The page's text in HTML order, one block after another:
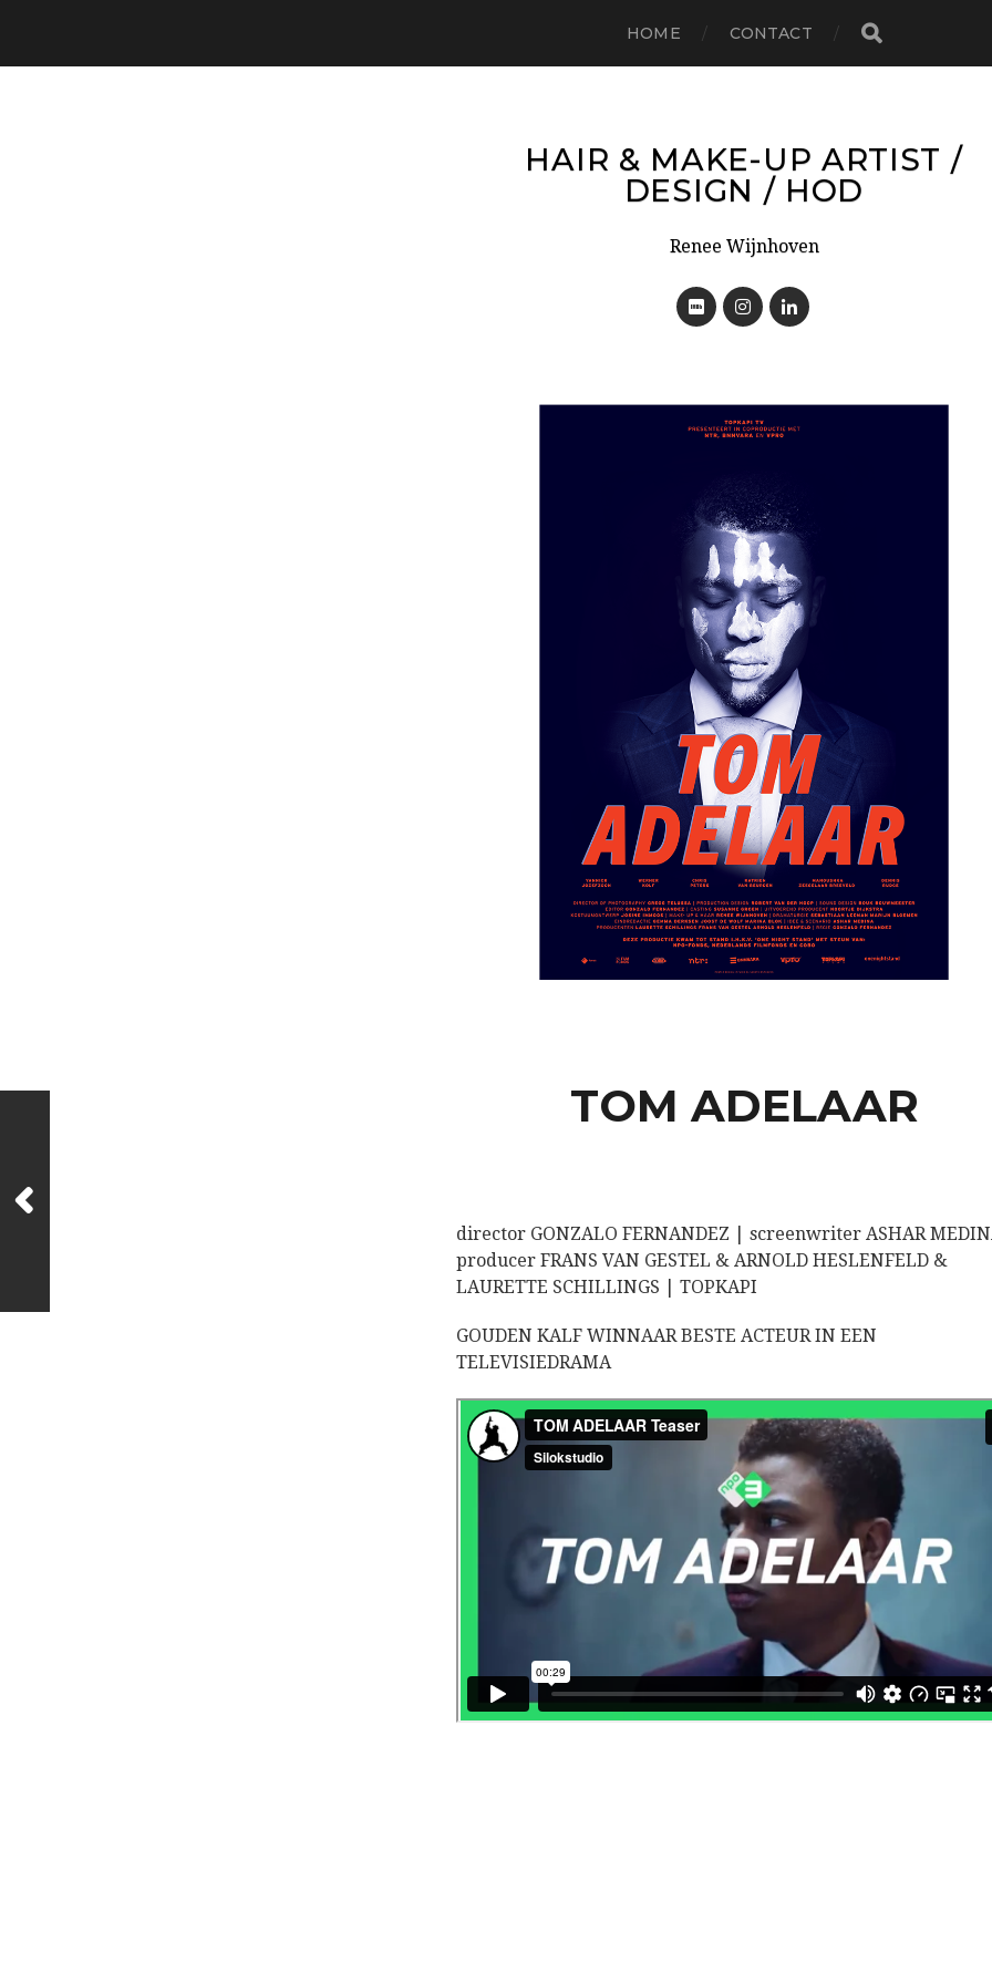
HOME CONTACT
HAIR & MAKE-UP ARTIST /
DESIGN / HOD
Renee Wijnhoven
TOM ADELAAR
director GONZALO FERNANDEZ | screenwriter ASHAR
producer FRANS VAN GESTEL & ARNOLD HESLENFELD &
LAURETTE SCHILLINGS | TOPKAPI
GOUDEN KALF WINNAAR BESTE ACTEUR IN EEN
TELEVISIEDRAMA